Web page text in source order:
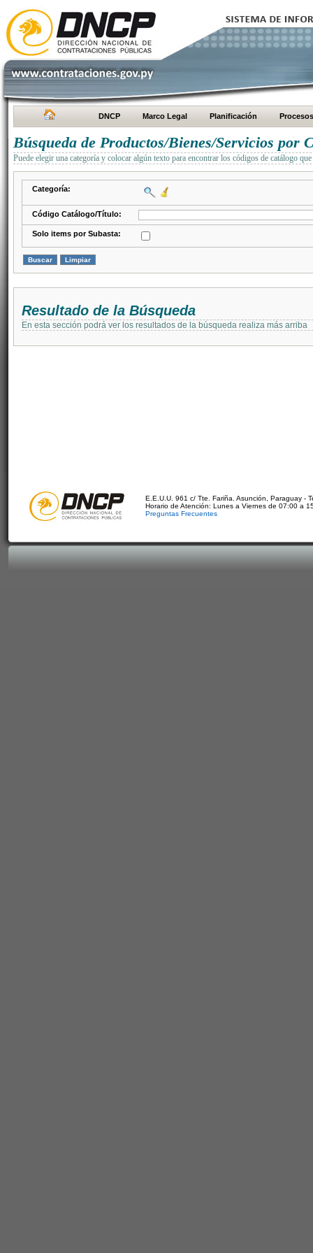
DNCP Marco Legal Planificación Procesos
Búsqueda de Productos/Bienes/Servicios por
Puede elegir una categoría y colocar algún texto para encontrar los códigos de catálogo
Categoría:
Código Catálogo/Título:
Solo items por Subasta:
Resultado de la Búsqueda
En esta sección podrá ver los resultados de la búsqueda realiza más arriba
E.E.U.U. 961 c/ Tte. Fariña. Asunción, Paraguay -
Horario de Atención: Lunes a Viernes de 07:00 a
Preguntas Frecuentes